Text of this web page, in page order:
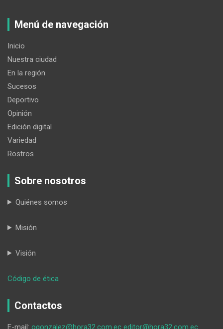
Menú de navegación
Inicio
Nuestra ciudad
En la región
Sucesos
Deportivo
Opinión
Edición digital
Variedad
Rostros
Sobre nosotros
Quiénes somos
Misión
Visión
Código de ética
cerrar
Contactos
E-mail: ogonzalez@hora32.com.ec editor@hora32.com.ec